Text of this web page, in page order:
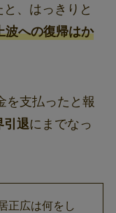
、はっきりと
波への復帰はか
を支払ったと報
引退にまでなっ
正広は何をし